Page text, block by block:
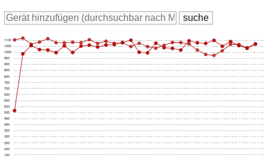
150
200
250
300
350
400
450
500
550
600
650
700
750
800
850
900
950
1000
1050
1100